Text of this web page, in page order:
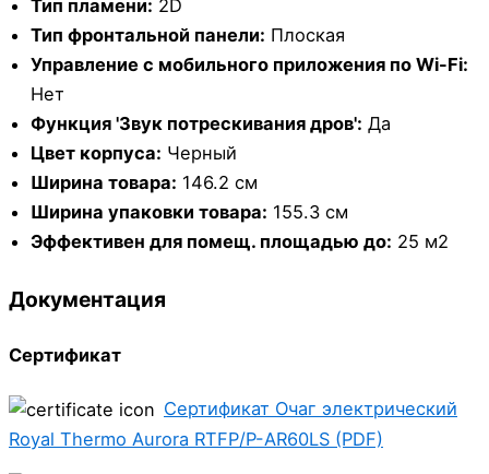
Тип пламени: 2D
Тип фронтальной панели: Плоская
Управление c мобильного приложения по Wi-Fi:
Нет
Функция 'Звук потрескивания дров': Да
Цвет корпуса: Черный
Ширина товара: 146.2 см
Ширина упаковки товара: 155.3 см
Эффективен для помещ. площадью до: 25 м2
Документация
Сертификат
Сертификат Очаг электрический
Royal Thermo Aurora RTFP/P-AR60LS (PDF)